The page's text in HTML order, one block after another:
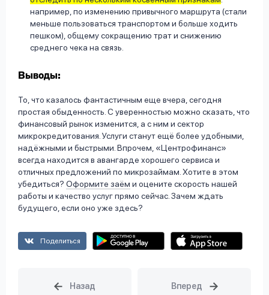
например, по изменению привычного маршрута (стали
меньше пользоваться транспортом и больше ходить
пешком), общему сокращению трат и снижению
среднего чека на связь.
Выводы:
То, что казалось фантастичным еще вчера, сегодня
простая обыденность. С уверенностью можно сказать, что
финансовый рынок изменится, а с ним и сектор
микрокредитования. Услуги станут ещё более удобными,
надёжными и быстрыми. Впрочем, «Центрофинанс»
всегда находится в авангарде хорошего сервиса и
отличных предложений по микрозаймам. Хотите в этом
убедиться? Оформите заём и оцените скорость нашей
работы и качество услуг прямо сейчас. Зачем ждать
будущего, если оно уже здесь?
Поделиться